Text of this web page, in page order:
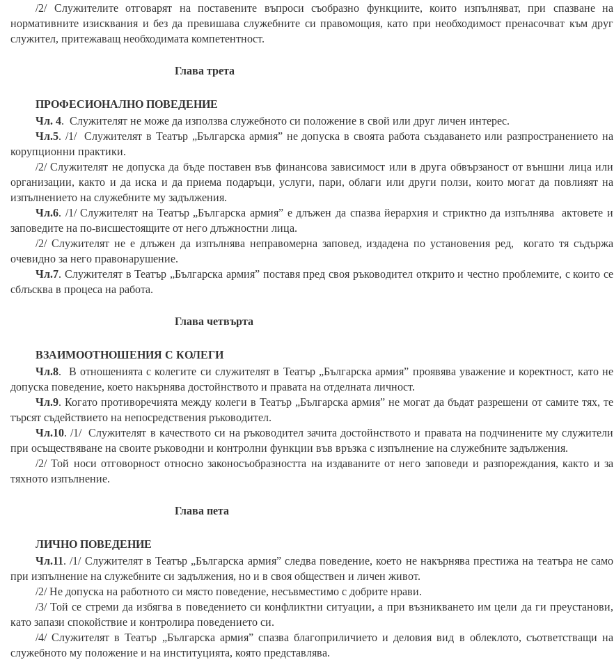
/2/ Служителите отговарят на поставените въпроси съобразно функциите, които изпълняват, при спазване на
нормативните изисквания и без да превишава служебните си правомощия, като при необходимост пренасочват към друг
служител, притежаващ необходимата компетентност.
Глава трета
ПРОФЕСИОНАЛНО ПОВЕДЕНИЕ
Чл. 4. Служителят не може да използва служебното си положение в свой или друг личен интерес.
Чл.5. /1/ Служителят вТеатър „Българска армия”не допуска в своята работа създаването или разпространението на
корупционни практики.
/2/ Служителят не допуска да бъде поставен във финансова зависимост или в друга обвързаност от външни лица или
организации, както и да иска и да приема подаръци, услуги, пари, облаги или други ползи, които могат да повлияят на
изпълнението на служебните му задължения.
Чл.6. /1/ Служителят на Театър „Българска армия” е длъжен да спазва йерархия и стриктно да изпълнява актовете и
заповедите на по-висшестоящите от него длъжностни лица.
/2/ Служителят не е длъжен да изпълнява неправомерна заповед, издадена по установения ред,
когато тя съдържа
очевидно за него правонарушение.
Чл.7. Служителят вТеатър „Българска армия”поставя пред своя ръководител открито и честно проблемите, с които се
сблъсква в процеса на работа.
Глава четвърта
ВЗАИМООТНОШЕНИЯ С КОЛЕГИ
Чл.8. В отношенията с колегите си служителят в Театър „Българска армия” проявява уважение и коректност, като не
допуска поведение, което накърнява достойнството и правата на отделната личност.
Чл.9. Когато противоречията между колеги в Театър „Българска армия” не могат да бъдат разрешени от самите тях, те
търсят съдействието на непосредствения ръководител.
Чл.10. /1/ Служителят в качеството си на ръководител зачита достойнството и правата на подчинените му служители
при осъществяване на своите ръководни и контролни функции във връзка с изпълнение на служебните задължения.
/2/ Той носи отговорност относно законосъобразността на издаваните от него заповеди и разпореждания, както и за
тяхното изпълнение.
Глава пета
ЛИЧНО ПОВЕДЕНИЕ
Чл.11. /1/ Служителят в Театър „Българска армия” следва поведение, което не накърнява престижа на театъра не само
при изпълнение на служебните си задължения, но и в своя обществен и личен живот.
/2/ Не допуска на работното си място поведение, несъвместимо с добрите нрави.
/3/ Той се стреми да избягва в поведението си конфликтни ситуации, а при възникването им цели да ги преустанови,
като запази спокойствие и контролира поведението си.
/4/ Служителят вТеатър „Българска армия”спазва благоприличието и деловия вид в облеклото, съответстващи на
служебното му положение и на институцията, която представлява.